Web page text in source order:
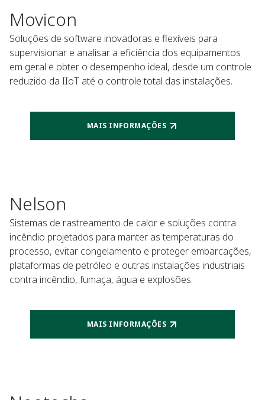
Movicon
Soluções de software inovadoras e flexíveis para
supervisionar e analisar a eficiência dos equipamentos
em geral e obter o desempenho ideal, desde um controle
reduzido da IIoT até o controle total das instalações.
MAIS INFORMAÇÕES
Nelson
Sistemas de rastreamento de calor e soluções contra
incêndio projetados para manter as temperaturas do
processo, evitar congelamento e proteger embarcações,
plataformas de petróleo e outras instalações industriais
contra incêndio, fumaça, água e explosões.
MAIS INFORMAÇÕES